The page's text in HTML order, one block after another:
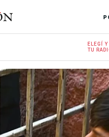
ELEGÍ Y
TU